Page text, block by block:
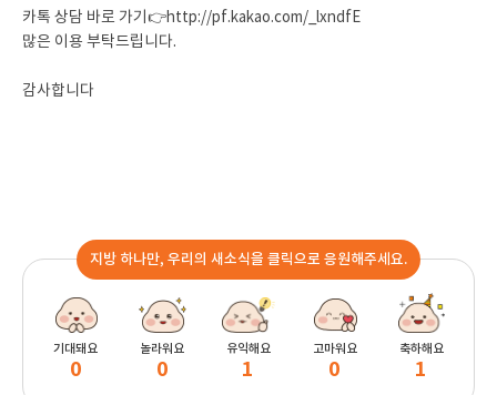
카톡 상담 바로 가기👉http://pf.kakao.com/_lxndfE
많은 이용 부탁드립니다.
감사합니다
지방 하나만, 우리의 새소식을 클릭으로 응원해주세요.
기대돼요
0
놀라워요
0
유익해요
1
고마워요
0
축하해요
1